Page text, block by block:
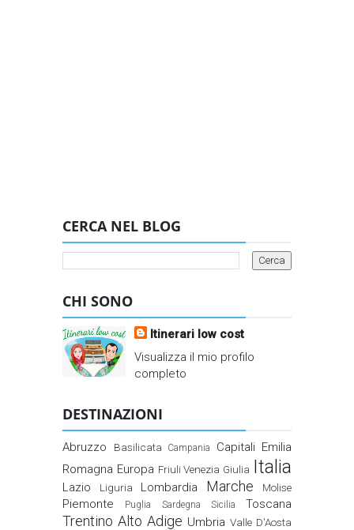
CERCA NEL BLOG
CHI SONO
Itinerari low cost
Visualizza il mio profilo
completo
DESTINAZIONI
Abruzzo Basilicata Campania Capitali Emilia
Romagna Europa Friuli Venezia Giulia Italia
Lazio Liguria Lombardia Marche Molise
Piemonte Puglia Sardegna Sicilia Toscana
Trentino Alto Adige Umbria Valle D'Aosta